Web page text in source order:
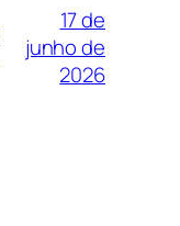
17 de
junho de
2026